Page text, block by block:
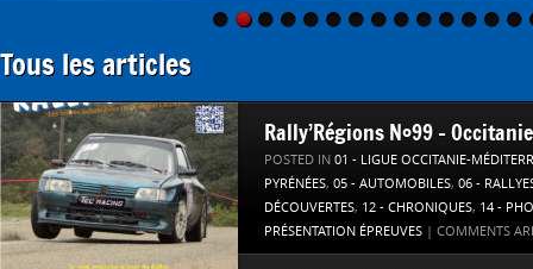
Tous les articles
Rally’Régions N°99 –
POSTED IN 01 - LIGUE OCCITANIE-
PYRÉNÉES, 05 - AUTOMOBILES, 06 -
DÉCOUVERTES, 12 - CHRONIQUES, 14 -
PRÉSENTATION ÉPREUVES | COMMENTS